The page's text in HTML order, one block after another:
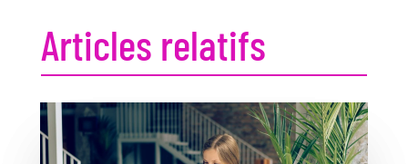
Articles relatifs